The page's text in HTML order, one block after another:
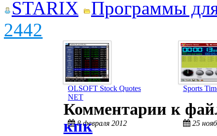
STARIX
Программы
2442
OLSOFT Stock Quotes
NET
8 февраля 2012
Sports
25
Комментарии к
кпк